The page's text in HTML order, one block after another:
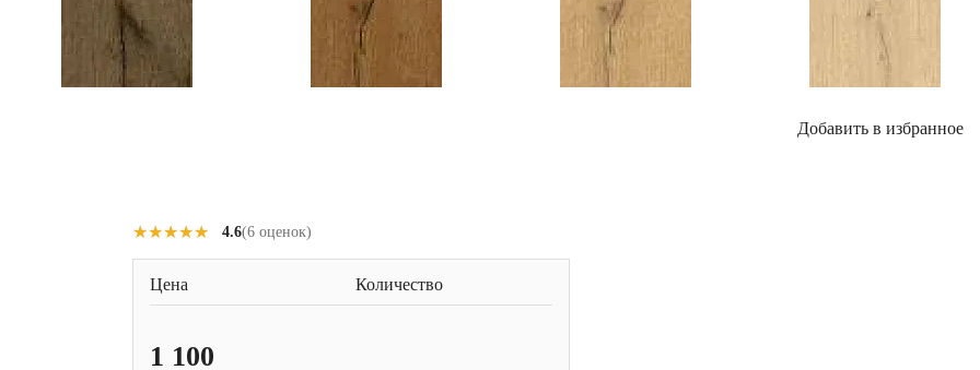
Добавить в избранное
★★★★★
★★★★★ 4.6(6 оценок)
Цена Количество
1 100